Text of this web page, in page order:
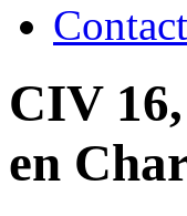
Contact
CIV
en